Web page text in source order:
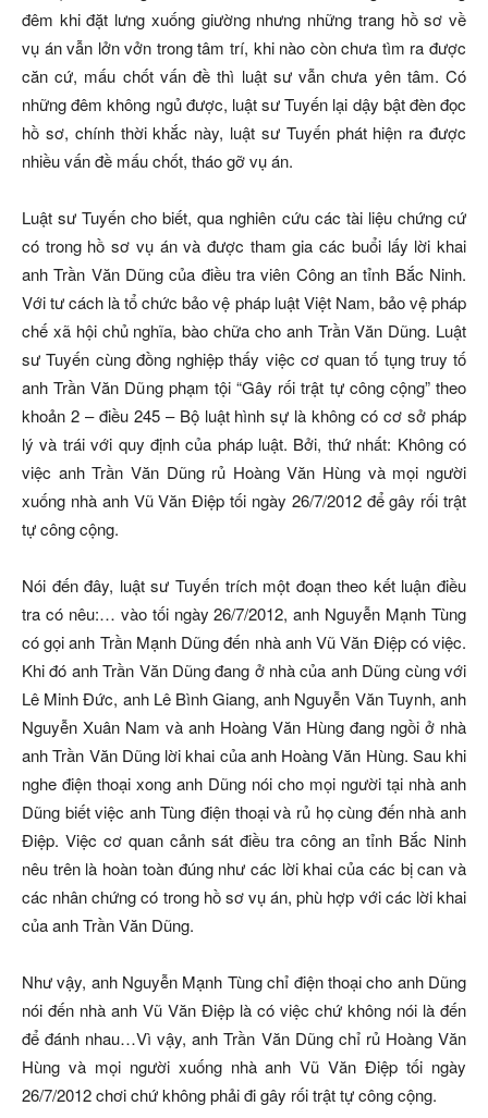
đêm khi đặt lưng xuống giường nhưng những trang hồ sơ về
vụ án vẫn lởn vởn trong tâm trí, khi nào còn chưa tìm ra được
căn cứ, mấu chốt vấn đề thì luật sư vẫn chưa yên tâm. Có
những đêm không ngủ được, luật sư Tuyến lại dậy bật đèn đọc
hồ sơ, chính thời khắc này, luật sư Tuyến phát hiện ra được
nhiều vấn đề mấu chốt, tháo gỡ vụ án.
Luật sư Tuyến cho biết, qua nghiên cứu các tài liệu chứng cứ
có trong hồ sơ vụ án và được tham gia các buổi lấy lời khai
anh Trần Văn Dũng của điều tra viên Công an tỉnh Bắc Ninh.
Với tư cách là tổ chức bảo vệ pháp luật Việt Nam, bảo vệ pháp
chế xã hội chủ nghĩa, bào chữa cho anh Trần Văn Dũng. Luật
sư Tuyến cùng đồng nghiệp thấy việc cơ quan tố tụng truy tố
anh Trần Văn Dũng phạm tội “Gây rối trật tự công cộng” theo
khoản 2 – điều 245 – Bộ luật hình sự là không có cơ sở pháp
lý và trái với quy định của pháp luật. Bởi, thứ nhất: Không có
việc anh Trần Văn Dũng rủ Hoàng Văn Hùng và mọi người
xuống nhà anh Vũ Văn Điệp tối ngày 26/7/2012 để gây rối trật
tự công cộng.
Nói đến đây, luật sư Tuyến trích một đoạn theo kết luận điều
tra có nêu:… vào tối ngày 26/7/2012, anh Nguyễn Mạnh Tùng
có gọi anh Trần Mạnh Dũng đến nhà anh Vũ Văn Điệp có việc.
Khi đó anh Trần Văn Dũng đang ở nhà của anh Dũng cùng với
Lê Minh Đức, anh Lê Bình Giang, anh Nguyễn Văn Tuynh, anh
Nguyễn Xuân Nam và anh Hoàng Văn Hùng đang ngồi ở nhà
anh Trần Văn Dũng lời khai của anh Hoàng Văn Hùng. Sau khi
nghe điện thoại xong anh Dũng nói cho mọi người tại nhà anh
Dũng biết việc anh Tùng điện thoại và rủ họ cùng đến nhà anh
Điệp. Việc cơ quan cảnh sát điều tra công an tỉnh Bắc Ninh
nêu trên là hoàn toàn đúng như các lời khai của các bị can và
các nhân chứng có trong hồ sơ vụ án, phù hợp với các lời khai
của anh Trần Văn Dũng.
Như vậy, anh Nguyễn Mạnh Tùng chỉ điện thoại cho anh Dũng
nói đến nhà anh Vũ Văn Điệp là có việc chứ không nói là đến
để đánh nhau…Vì vậy, anh Trần Văn Dũng chỉ rủ Hoàng Văn
Hùng và mọi người xuống nhà anh Vũ Văn Điệp tối ngày
26/7/2012 chơi chứ không phải đi gây rối trật tự công cộng.